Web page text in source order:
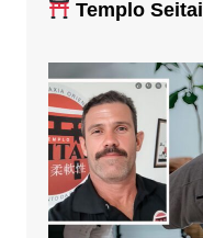
Templo Seitai